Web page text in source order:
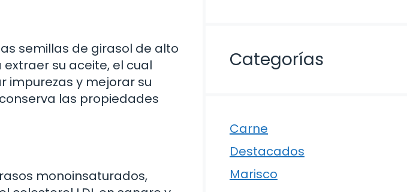
semillas de girasol de alto
su aceite, el cual
impurezas y mejorar su
las propiedades
monoinsaturados,
Categorías
Carne
Destacados
Marisco